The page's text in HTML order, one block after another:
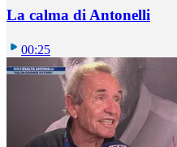
La calma di Antonelli
00:25